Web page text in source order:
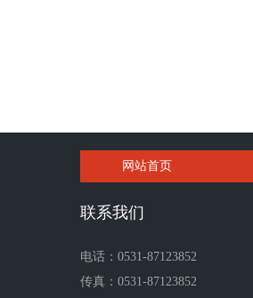
网站首页
联系我们
电话：0531-87123852
传真：0531-87123852